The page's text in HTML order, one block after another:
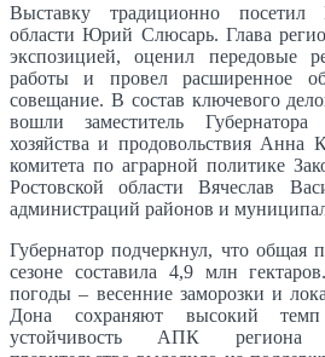
Выставку традиционно посетил
области Юрий Слюсарь. Глава
экспозицией, оценил передовые
работы и провел расширенное
совещание. В состав ключевого
вошли заместитель
хозяйства и продовольствия Анна
комитета по аграрной политике
Ростовской области Вячеслав
администраций районов и
Губернатор подчеркнул, что общая
сезоне составила 4,9 млн
погоды – весенние заморозки и
Дона сохраняют высокий
устойчивость АПК региона